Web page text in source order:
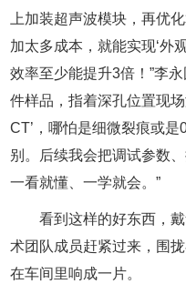
上加装超声波模块，再优
加太多成本，就能实现‘外
效率至少能提升3倍！”李
件样品，指着深孔位置现
CT’，哪怕是细微裂痕或
别。后续我会把调试参数
一看就懂、一学就会。”
看到这样的好东西，
术团队成员赶紧过来，围
在车间里响成一片。